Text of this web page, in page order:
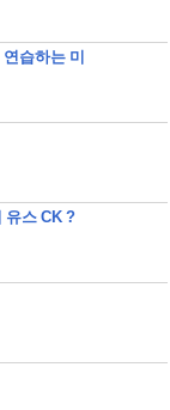
습하는 미
스 CK ?